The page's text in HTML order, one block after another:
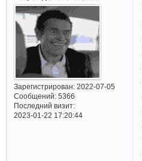
Зарегистрирован: 2022-07-05
Сообщений:5366
Последний визит:
2023-01-22 17:20:44